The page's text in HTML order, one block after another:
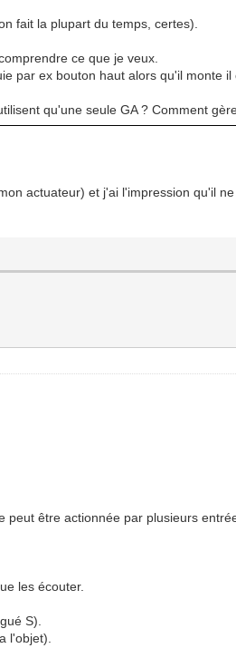
fait la plupart du temps, certes).
ce que je veux.
par ex bouton haut alors qu'il monte
qu'une seule GA ? Comment
actuateur) et j'ai l'impression qu'il
peut être actionnée par plusieurs
les écouter.
S).
l'objet).